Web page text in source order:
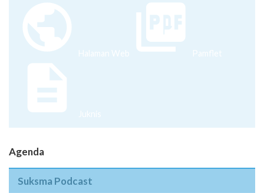
Halaman Web Pamflet
Juknis
Agenda
Suksma Podcast